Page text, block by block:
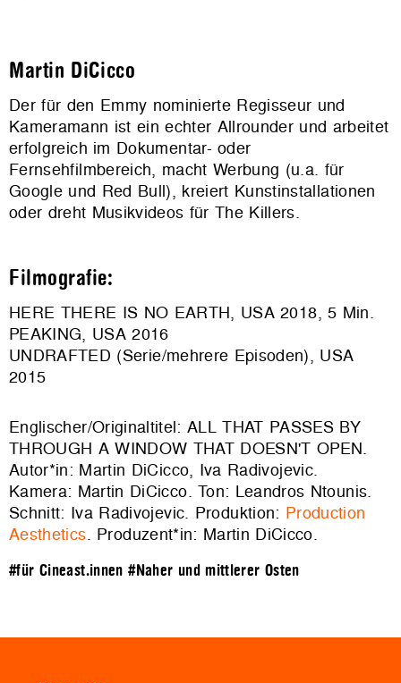
Martin DiCicco
Der für den Emmy nominierte Regisseur und
Kameramann ist ein echter Allrounder und arbeitet
erfolgreich im Dokumentar- oder
Fernsehfilmbereich, macht Werbung (u.a. für
Google und Red Bull), kreiert Kunstinstallationen
oder dreht Musikvideos für The Killers.
Filmografie:
HERE THERE IS NO EARTH, USA 2018, 5 Min.
PEAKING, USA 2016
UNDRAFTED (Serie/mehrere Episoden), USA
2015
Englischer/Originaltitel: ALL THAT PASSES BY
THROUGH A WINDOW THAT DOESN'T OPEN.
Autor*in: Martin DiCicco, Iva Radivojevic.
Kamera: Martin DiCicco. Ton: Leandros Ntounis.
Schnitt: Iva Radivojevic. Produktion: Production
Aesthetics. Produzent*in: Martin DiCicco.
#für Cineast.innen #Naher und mittlerer Osten